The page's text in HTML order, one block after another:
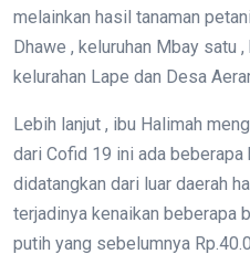
melainkan hasil tanaman
Dhawe , keluruhan Mbay satu
kelurahan Lape dan Desa
Lebih lanjut , ibu Halimah
dari Cofid 19 ini ada beberapa
didatangkan dari luar daerah
terjadinya kenaikan beberapa
putih yang sebelumnya